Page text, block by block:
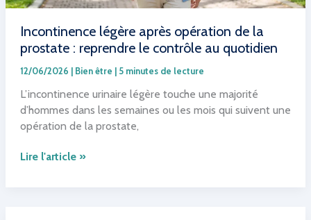
Incontinence légère après opération de la
prostate : reprendre le contrôle au quotidien
12/06/2026 | Bien être | 5 minutes de lecture
L’incontinence urinaire légère touche une majorité
d’hommes dans les semaines ou les mois qui suivent une
opération de la prostate,
Incontinence
Lire l'article »